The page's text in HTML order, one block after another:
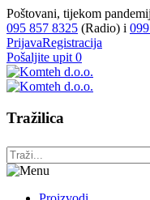
Poštovani, tijekom
095 857 8325 (Radio) i
PrijavaRegistracija
Pošaljite upit 0
Tražilica